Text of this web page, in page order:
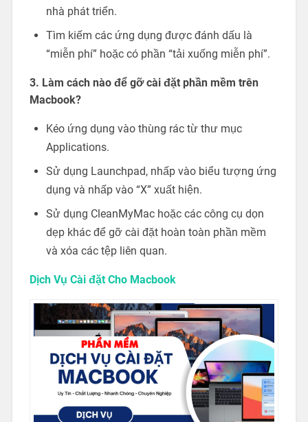
nhà phát triển.
Tìm kiếm các ứng dụng được đánh dấu là
“miễn phí” hoặc có phần “tải xuống miễn phí”.
3. Làm cách nào để gỡ cài đặt phần mềm trên
Macbook?
Kéo ứng dụng vào thùng rác từ thư mục
Applications.
Sử dụng Launchpad, nhấp vào biểu tượng ứng
dụng và nhấp vào “X” xuất hiện.
Sử dụng CleanMyMac hoặc các công cụ dọn
dẹp khác để gỡ cài đặt hoàn toàn phần mềm
và xóa các tệp liên quan.
Dịch Vụ Cài đặt Cho Macbook